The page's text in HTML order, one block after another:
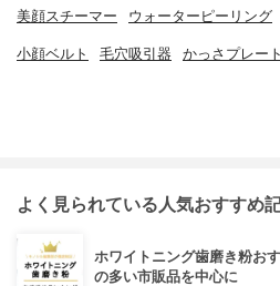
美顔スチーマー ウォーターピーリング
小顔ベルト 毛穴吸引器 かっさプレート
よく見られている人気おすすめ
ホワイトニング歯磨き粉お
の多い市販品を中心に